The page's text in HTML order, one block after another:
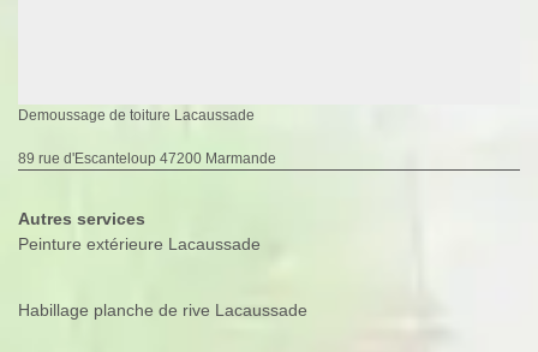
Demoussage de toiture Lacaussade
89 rue d'Escanteloup 47200 Marmande
Autres services
Peinture extérieure Lacaussade
Habillage planche de rive Lacaussade